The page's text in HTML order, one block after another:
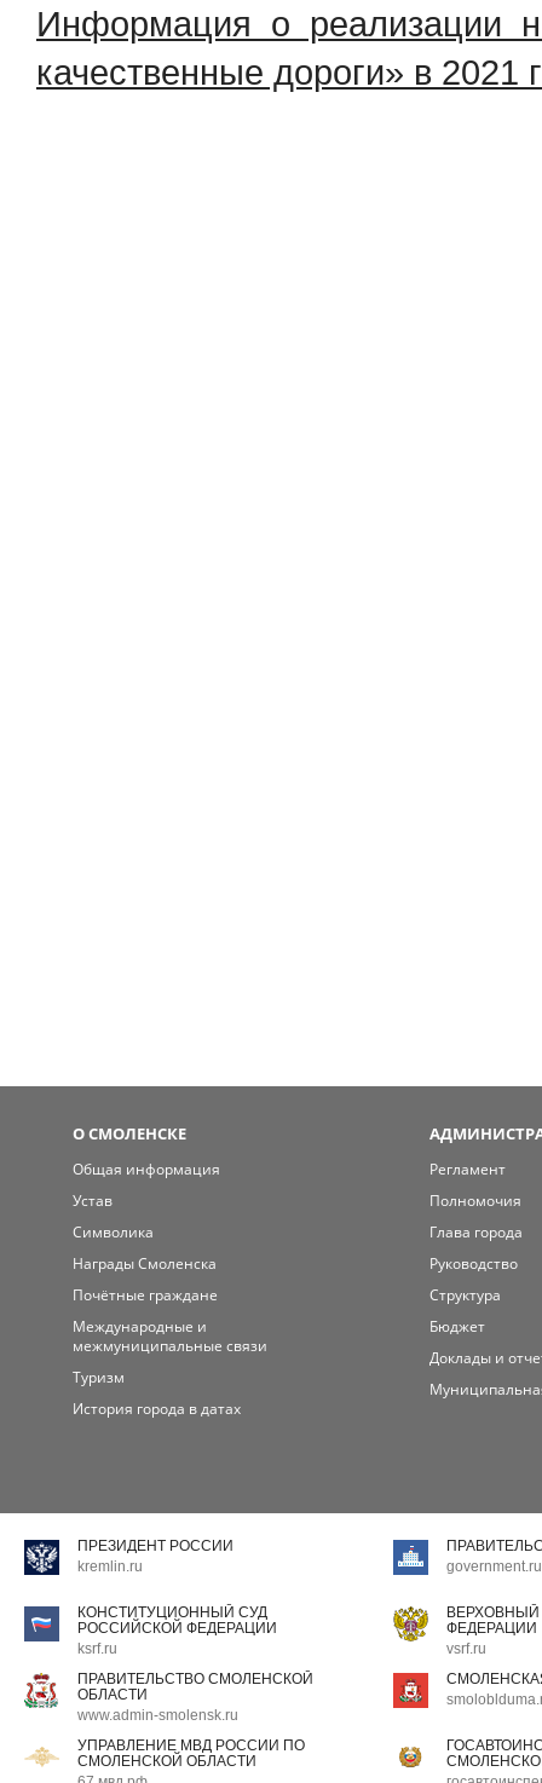
Информация о реализации
качественные дороги» в 2021
О СМОЛЕНСКЕ
Общая информация
Устав
Символика
Награды Смоленска
Почётные граждане
Международные и
межмуниципальные связи
Туризм
История города в датах
Регламент
Полномочия
Глава города
Руководство
Структура
Бюджет
Доклады и
ПРЕЗИДЕНТ РОССИИ
kremlin.ru
government.ru
КОНСТИТУЦИОННЫЙ СУД
РОССИЙСКОЙ ФЕДЕРАЦИИ
ksrf.ru
ФЕДЕРАЦИИ
vsrf.ru
ПРАВИТЕЛЬСТВО СМОЛЕНСКОЙ
ОБЛАСТИ
www.admin-smolensk.ru
УПРАВЛЕНИЕ МВД РОССИИ ПО
СМОЛЕНСКОЙ ОБЛАСТИ